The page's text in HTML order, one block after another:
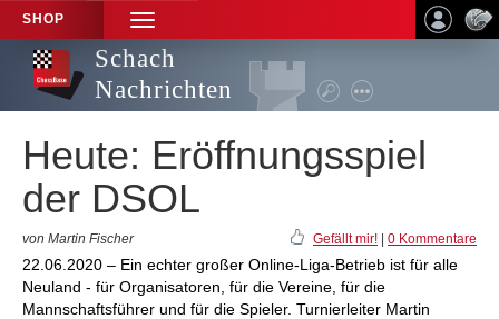
SHOP
TOGGLE
NAVIGATION
Schach
Nachrichten
Heute: Eröffnungsspiel
der DSOL
von Martin Fischer Gefällt mir! 0 Kommentare
22.06.2020 – Ein echter großer Online-Liga-Betrieb ist für alle
Neuland - für Organisatoren, für die Vereine, für die
Mannschaftsführer und für die Spieler. Turnierleiter Martin